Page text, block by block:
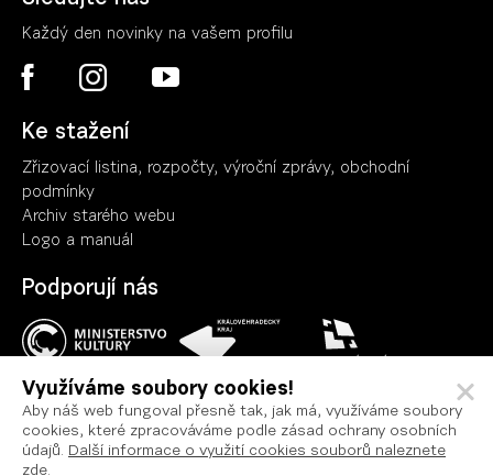
Každý den novinky na vašem profilu
Ke stažení
Zřizovací listina, rozpočty, výroční zprávy, obchodní
podmínky
Archiv starého webu
Logo a manuál
Podporují nás
Ochrana osobních údajů
Využíváme soubory cookies!
Aby náš web fungoval přesně tak, jak má, využíváme soubory
cookies, které zpracováváme podle zásad ochrany osobních
údajů. Další informace o využití cookies souborů naleznete
zde.